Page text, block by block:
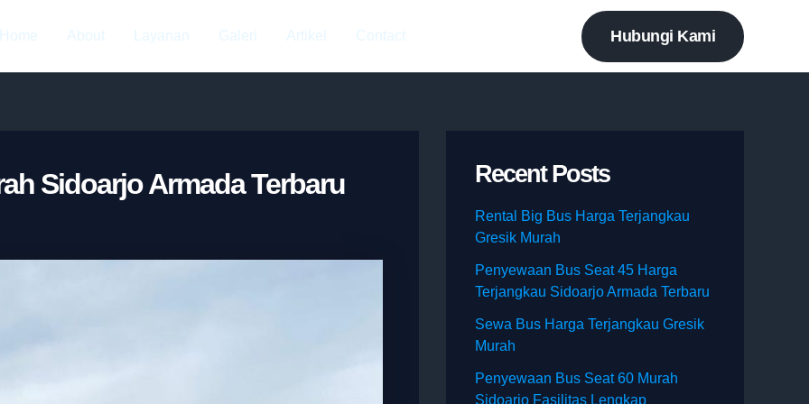
Home About Layanan Galeri Artikel Contact Hubungi Kami
Sidoarjo Armada Terbaru Recent Posts
Rental Big Bus Harga Terjangkau
Gresik Murah
Penyewaan Bus Seat 45 Harga
Terjangkau Sidoarjo Armada Terbaru
Sewa Bus Harga Terjangkau Gresik
Murah
Penyewaan Bus Seat 60 Murah
Sidoarjo Fasilitas Lengkap